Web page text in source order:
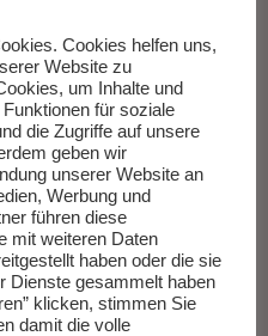
auf die Fragen dieser Zeit.
oder wichtig wären, sondern
und so fürchterlich
darauf nicht mehr
einer sie alle kannte, die
…
Juli 2026
Cookies helfen uns,
Website zu
um Inhalte und
für soziale
die Zugriffe auf unsere
geben wir
unserer Website an
Werbung und
führen diese
mit weiteren Daten
haben oder die sie
Dienste gesammelt haben
klicken, stimmen Sie
damit die volle